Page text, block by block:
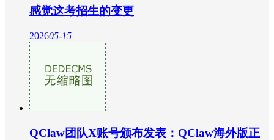
感觉这考招生的变更
202605-15
QClaw团队X账号颁布发表：QClaw海外版正